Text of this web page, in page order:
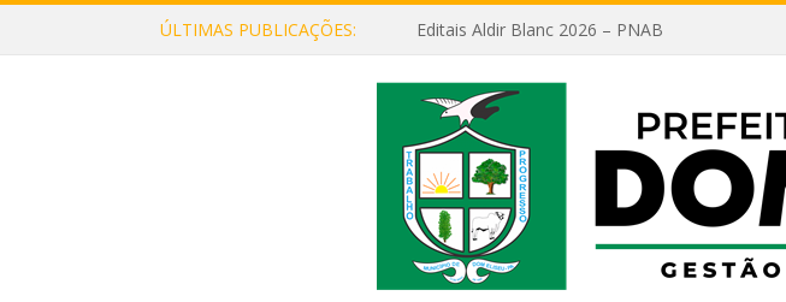
ÚLTIMAS PUBLICAÇÕES: Editais Aldir Blanc 2026 – PNAB